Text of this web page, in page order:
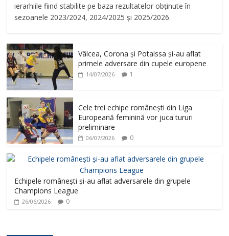
ierarhiile fiind stabilite pe baza rezultatelor obținute în
sezoanele 2023/2024, 2024/2025 și 2025/2026.
Vâlcea, Corona și Potaissa și-au aflat
primele adversare din cupele europene
14/07/2026 1
Cele trei echipe românești din Liga
Europeană feminină vor juca tururi
preliminare
06/07/2026 0
Echipele românești și-au aflat adversarele din grupele
Champions League
26/06/2026 0